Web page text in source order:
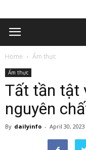
Home Ẩm thực
Ẩm thực
Tất tần tật
nguyên
By dailyinfo - April 30, 2023